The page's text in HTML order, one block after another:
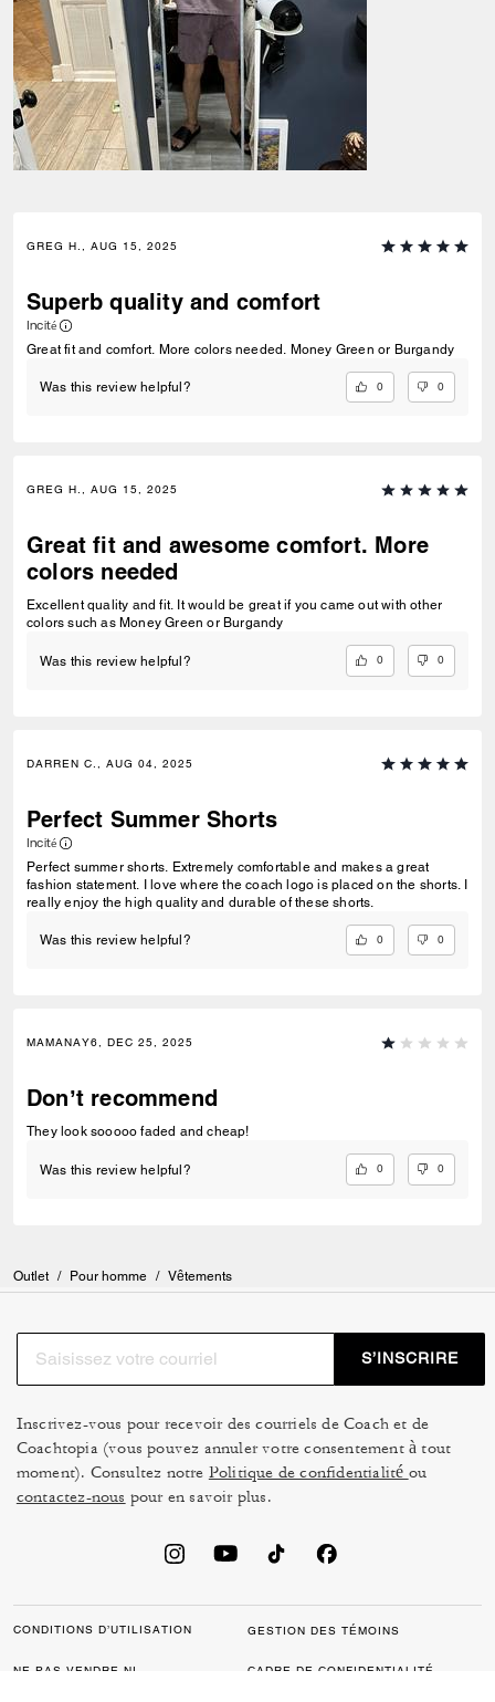
GREG H., AUG 15, 2025
Superb quality and comfort
Incité
Great fit and comfort. More colors needed. Money Green or Burgandy
Was this review helpful? 0 0
GREG H., AUG 15, 2025
Great fit and awesome comfort. More
colors needed
Excellent quality and fit. It would be great if you came out with other
colors such as Money Green or Burgandy
Was this review helpful? 0 0
DARREN C., AUG 04, 2025
Perfect Summer Shorts
Incité
Perfect summer shorts. Extremely comfortable and makes a great
fashion statement. I love where the coach logo is placed on the shorts. I
really enjoy the high quality and durable of these shorts.
Was this review helpful? 0 0
MAMANAY6, DEC 25, 2025
Don’t recommend
They look sooooo faded and cheap!
Was this review helpful? 0 0
Outlet / Pour homme / Vêtements
S’INSCRIRE
Inscrivez-vous pour recevoir des courriels de Coach et de
Coachtopia (vous pouvez annuler votre consentement à tout
moment). Consultez notre Politique de confidentialité ou
contactez-nous pour en savoir plus.
CONDITIONS D’UTILISATION GESTION DES TÉMOINS
NE PAS VENDRE NI
CADRE DE CONFIDENTIALITÉ